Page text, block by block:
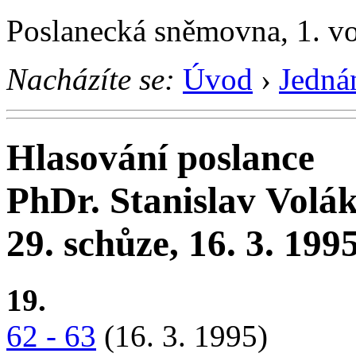
Poslanecká sněmovna, 1.
Nacházíte se: Úvod ›
Hlasování poslance
PhDr. Stanislav
29. schůze, 16. 3.
19.
62 - 63 (16. 3. 1995)